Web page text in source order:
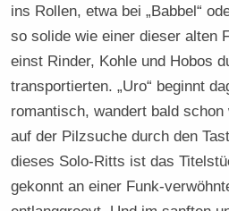
ins Rollen, etwa bei „Babbel“
so solide wie einer dieser alten
einst Rinder, Kohle und Hobos
transportierten. „Uro“ beginnt
romantisch, wandert bald
auf der Pilzsuche durch den
dieses Solo-Ritts ist das
gekonnt an einer Funk-